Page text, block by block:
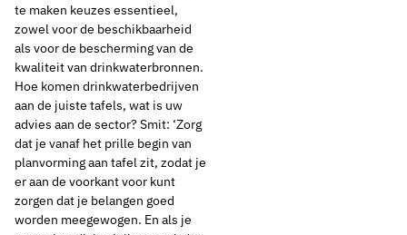
te maken keuzes essentieel,
zowel voor de beschikbaarheid
als voor de bescherming van de
kwaliteit van drinkwaterbronnen.
Hoe komen drinkwaterbedrijven
aan de juiste tafels, wat is uw
advies aan de sector? Smit: ‘Zorg
dat je vanaf het prille begin van
planvorming aan tafel zit, zodat je
er aan de voorkant voor kunt
zorgen dat je belangen goed
worden meegewogen. En als je